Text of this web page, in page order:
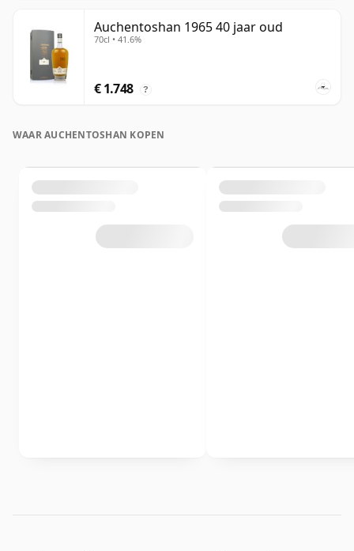
Auchentoshan 1965 40 jaar oud
70cl • 41.6%
€ 1.748 ?
WAAR AUCHENTOSHAN KOPEN